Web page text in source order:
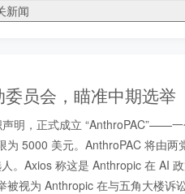
新闻
员会，瞄准中期选举
明，正式成立 “AnthroPAC”——
5000 美元。AnthroPAC 将由两
。Axios 称这是 Anthropic 在 AI
视为 Anthropic 在与五角大楼诉